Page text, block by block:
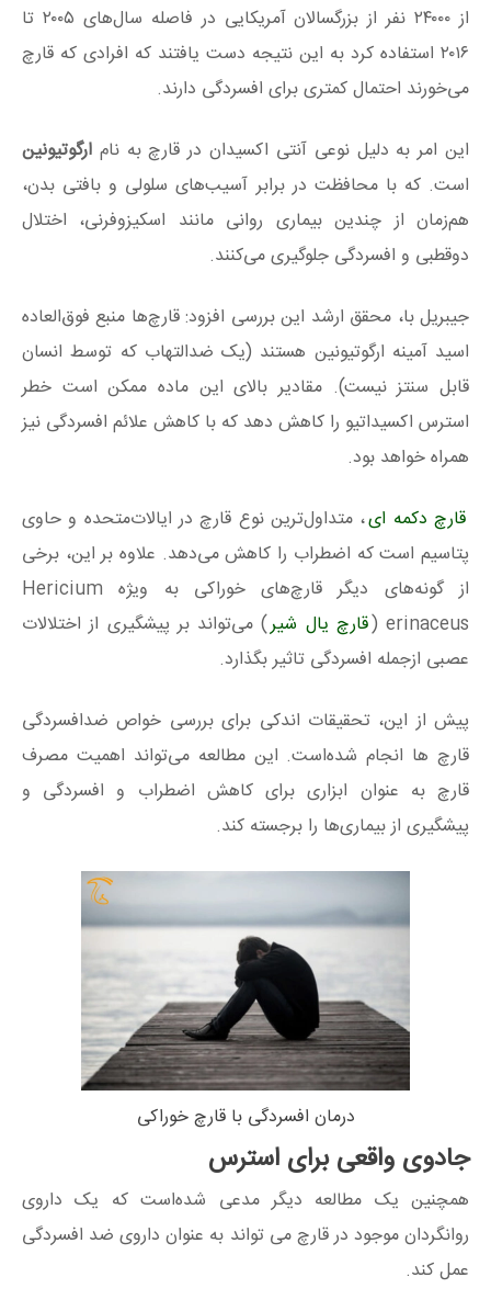
از ۲۴۰۰۰ نفر از بزرگسالان آمریکایی در فاصله سال‌های ۲۰۰۵ تا
۲۰۱۶ استفاده کرد به این نتیجه دست یافتند که افرادی که قارچ
می‌خورند احتمال کمتری برای افسردگی دارند.
این امر به دلیل نوعی آنتی‌ اکسیدان در قارچ به نام ارگوتیونین
است. که با محافظت در برابر آسیب‌های سلولی و بافتی بدن،
هم‌زمان از چندین بیماری روانی مانند اسکیزوفرنی، اختلال
دوقطبی و افسردگی جلوگیری می‌کنند.
جیبریل با، محقق ارشد این بررسی افزود: قارچ‌ها منبع فوق‌العاده
اسید آمینه ارگوتیونین هستند (یک ضدالتهاب که توسط انسان
قابل سنتز نیست). مقادیر بالای این ماده ممکن است خطر
استرس اکسیداتیو را کاهش دهد که با کاهش علائم افسردگی نیز
همراه خواهد بود.
قارچ دکمه ای، متداول‌ترین نوع قارچ در ایالات‌متحده و حاوی
پتاسیم است که اضطراب را کاهش می‌دهد. علاوه بر این، برخی
از گونه‌های دیگر قارچ‌های خوراکی به ویژه Hericium
erinaceus (
قارچ یال شیر) می‌تواند بر پیشگیری از اختلالات
عصبی ازجمله افسردگی تاثیر بگذارد.
پیش از این، تحقیقات اندکی برای بررسی خواص ضدافسردگی
قارچ ها انجام شده‌است. این مطالعه می‌تواند اهمیت مصرف
قارچ به‌ عنوان ابزاری برای کاهش اضطراب و افسردگی و
پیشگیری از بیماری‌ها را برجسته کند.
درمان افسردگی با قارچ خوراکی
جادوی واقعی برای استرس
همچنین یک مطالعه دیگر مدعی شده‌است که یک داروی
روانگردان موجود در قارچ می تواند به عنوان داروی ضد افسردگی
عمل کند.